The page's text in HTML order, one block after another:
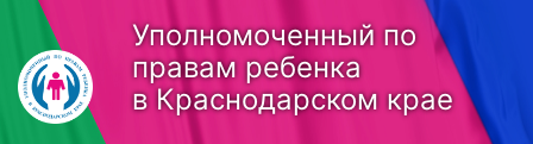
Skip to main content
Уполномоченный по
правам ребенка
в Краснодарском крае